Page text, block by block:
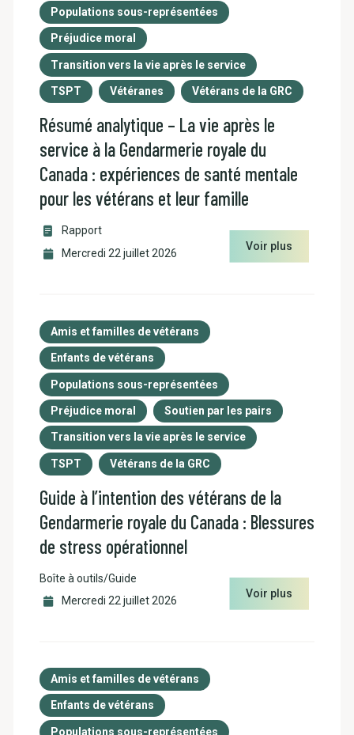
Populations sous-représentées
Préjudice moral
Transition vers la vie après le service
TSPT Vétéranes Vétérans de la GRC
Résumé analytique – La vie après le
service à la Gendarmerie royale du
Canada : expériences de santé mentale
pour les vétérans et leur famille
Rapport
Mercredi 22 juillet 2026
Voir plus
Amis et familles de vétérans
Enfants de vétérans
Populations sous-représentées
Préjudice moral Soutien par les pairs
Transition vers la vie après le service
TSPT Vétérans de la GRC
Guide à l’intention des vétérans de la
Gendarmerie royale du Canada : Blessures
de stress opérationnel
Boîte à outils/Guide
Mercredi 22 juillet 2026
Voir plus
Amis et familles de vétérans
Enfants de vétérans
Populations sous-représentées